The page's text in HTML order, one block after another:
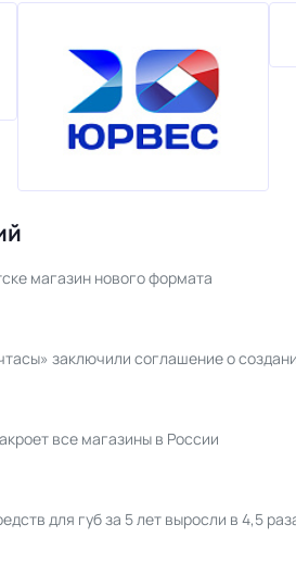
магазин нового формата
заключили соглашение о
все магазины в России
для губ за 5 лет выросли в 4,5